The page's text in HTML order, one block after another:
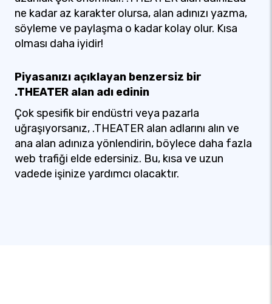
ne kadar az karakter olursa, alan adınızı yazma,
söyleme ve paylaşma o kadar kolay olur. Kısa
olması daha iyidir!
Piyasanızı açıklayan benzersiz bir
.THEATER alan adı edinin
Çok spesifik bir endüstri veya pazarla
uğraşıyorsanız, .THEATER alan adlarını alın ve
ana alan adınıza yönlendirin, böylece daha fazla
web trafiği elde edersiniz. Bu, kısa ve uzun
vadede işinize yardımcı olacaktır.